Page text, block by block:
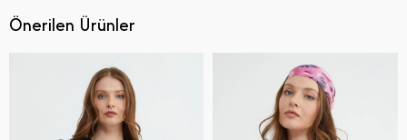
Önerilen Ürünler